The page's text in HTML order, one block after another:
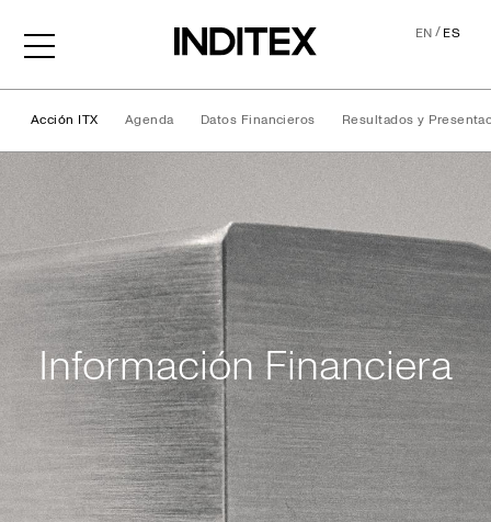
EN/ES
Acción ITX Agenda Datos Financieros Resultados y
Información Financiera
Información Financiera